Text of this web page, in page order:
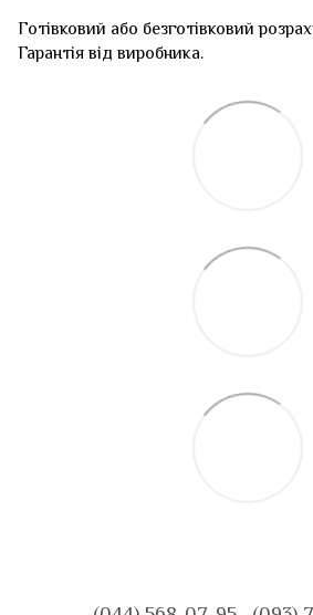
Готівковий або безготівковий
Гарантія від виробника.